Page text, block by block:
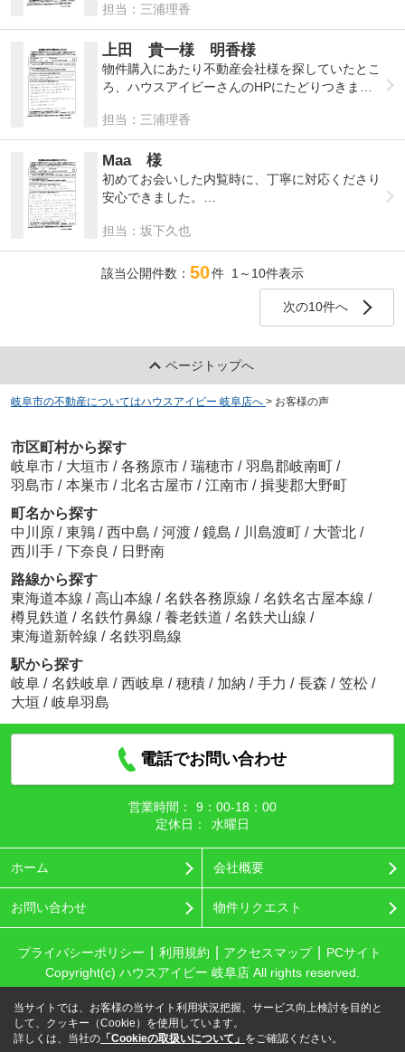
した。
次回また購入する機会があればぜひ三浦さんに担
当してもらいたいと思いました。
担当：三浦理香
上田 貴一様 明香様
物件購入にあたり不動産会社様を探していたとこ
ろ、ハウスアイビーさんのHPにたどりつきまし
り、親身になって下さるのではないかと思い物件
のお手伝いをお願いしたいと思いました。
納得いく物件に出会うまで何件も内見に付き合っ
て下さりました。
て下さりありがたかったです。
物件の契約時も親身になって私たちの希望価格を
聞いて下さり快く価格交渉にも応じて頂き、心強
新築のお祝いにエアコン取り付けとすてきなお花
までありがとうございました。
これからも何かあればお願いしたいです。
三浦さんのご活躍と貴社のご発展を心よりお祈り
いたします。
担当：三浦理香
Maa 様
初めてお会いした内覧時に、丁寧に対応くださり
安心できました。
購入までの手続きを高齢な母が1人でやらなけれ
ばならず、難しいだろうなと半ば諦めていました
が、担当の坂下さんが本来のお仕事以上にケアく
ださり、購入までたどりつくことができました。
友人や他の方にも自信をもって御社をご紹介でき
担当：坂下久也
該当公開件数： 50件 1～10件表示
次の10件へ
ページトップへ
岐阜市の不動産についてはハウスアイビー 岐阜店へ > お客様の声
市区町村から探す
岐阜市 / 大垣市 / 各務原市 / 瑞穂市 / 羽島郡岐南町 /
羽島市 / 本巣市 / 北名古屋市 / 江南市 / 揖斐郡大野町
町名から探す
中川原 / 東鶉 / 西中島 / 河渡 / 鏡島 / 川島渡町 / 大菅北 /
西川手 / 下奈良 / 日野南
路線から探す
東海道本線 / 高山本線 / 名鉄各務原線 / 名鉄名古屋本線 /
樽見鉄道 / 名鉄竹鼻線 / 養老鉄道 / 名鉄犬山線 /
東海道新幹線 / 名鉄羽島線
駅から探す
岐阜 / 名鉄岐阜 / 西岐阜 / 穂積 / 加納 / 手力 / 長森 / 笠松 /
大垣 / 岐阜羽島
電話でお問い合わせ
営業時間：
9：00‐18：00
定休日：
水曜日
ホーム 会社概要
お問い合わせ 物件リクエスト
プライバシーポリシー 利用規約 アクセスマップ
PCサイト
Copyright(c) ハウスアイビー 岐阜店 All rights reserved.
当サイトでは、お客様の当サイト利用状況把握、サービス向上検討を目的と
して、クッキー（Cookie）を使用しています。
詳しくは、当社の 「Cookieの取扱いについて」 をご確認ください。